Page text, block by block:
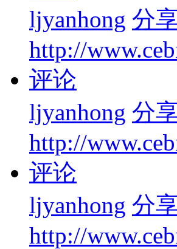
ljyanhong 分
http://
评论
ljyanhong 分
http://
评论
ljyanhong 分
http://